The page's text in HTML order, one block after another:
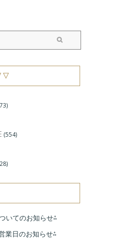
(554)
いてのお知らせ⁂
業日のお知らせ⁂